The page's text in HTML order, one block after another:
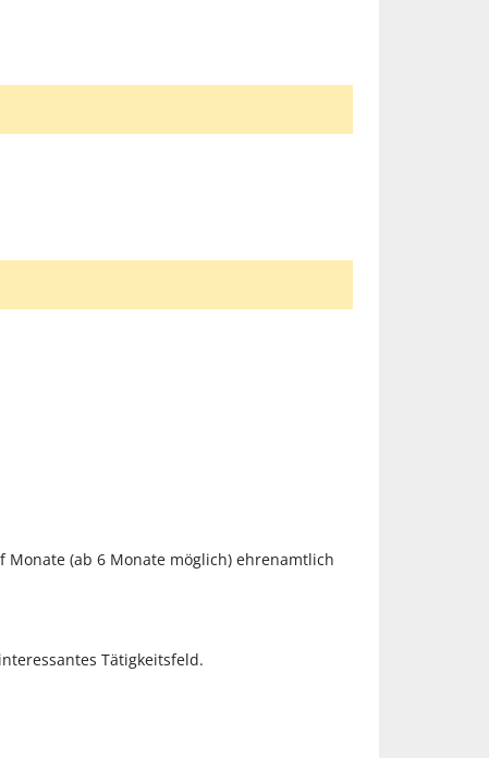
(ab 6 Monate möglich) ehrenamtlich
Tätigkeitsfeld.